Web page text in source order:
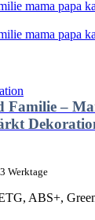
Familie –
Werktage
ABS+,